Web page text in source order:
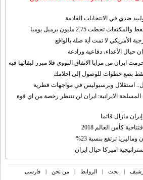
ضدي في الانتخابات القادمة
تخطت 2.75 مليون برميل يوميا
الأمريكي لا تمت أية صلة بالواقع
حيال الأعداء، دفاعية ورادعة
ايران من مزايا الاتفاق النووي فلا مبرر لبقائها فيه
فقط بضع خطوات للوصول إلى احلامك
استقلال وبرسبوليس في مواجهات قطرية
المسلحة الايرانية: ايران لن تنتظر رخصة من اي قوة
مازال قائما
كأس العالم 2018
ترتفع بنسبة 23%
اميركا حيال ايران
| بحث | الروابط | من نحن | فارسی